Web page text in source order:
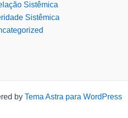
Sistêmica
Sistêmica
by Tema Astra para WordPress